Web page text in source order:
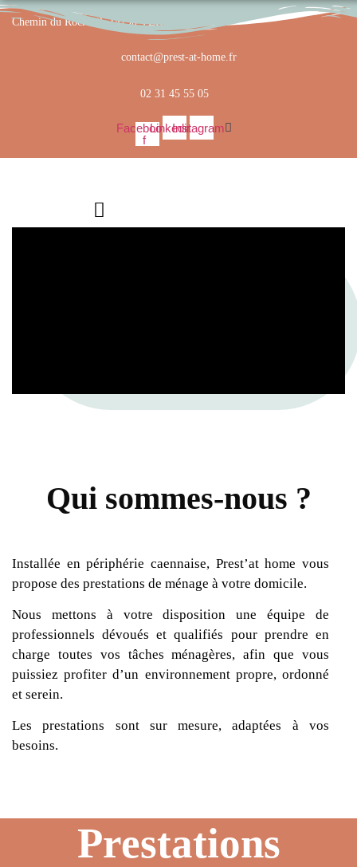
Aller
Chemin du Rocreuil, 14790 VERSON
contact@prest-at-home.fr
02 31 45 55 05
Facebook-
f
LinkedinInstagram
Qui sommes-nous ?
Installée en périphérie caennaise, Prest’at home vous
propose des prestations de ménage à votre domicile.
Nous mettons à votre disposition une équipe de
professionnels dévoués et qualifiés pour prendre en
charge toutes vos tâches ménagères, afin que vous
puissiez profiter d’un environnement propre, ordonné
et serein.
Les prestations sont sur mesure, adaptées à vos
besoins.
Prestations